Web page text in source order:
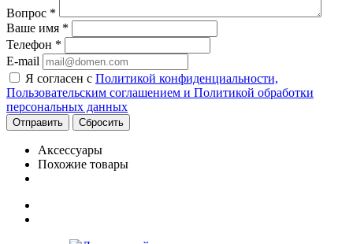
Вопрос *
Ваше имя *
Телефон *
E-mail
Я согласен с Политикой конфиденциальности,
Пользовательским соглашением и Политикой обработки
персональных данных
Сбросить
Аксессуары
Похожие товары